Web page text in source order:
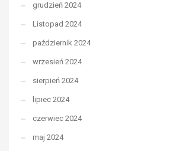
grudzień 2024
Listopad 2024
październik 2024
wrzesień 2024
sierpień 2024
lipiec 2024
czerwiec 2024
maj 2024